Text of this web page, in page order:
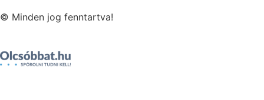
© Minden jog fenntartva!